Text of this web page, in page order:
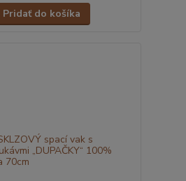
Pridať do košíka